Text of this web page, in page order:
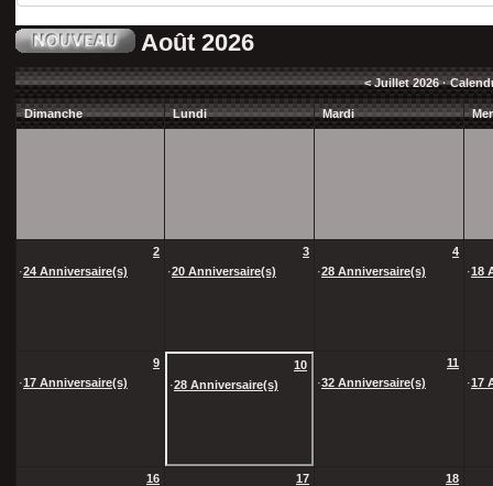
Août 2026
<Juillet 2026·
Dimanche Lundi Mardi
2
·24 Anniversaire(s)
3
·20 Anniversaire(s)
4
·28 Anniversaire(s) ·18
9
·17 Anniversaire(s)
10
·28 Anniversaire(s)
11
·32 Anniversaire(s) ·17
16
17
18